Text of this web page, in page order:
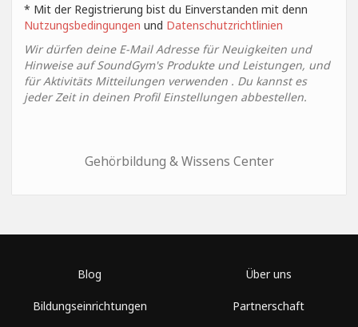
* Mit der Registrierung bist du Einverstanden mit denn
Nutzungsbedingungen und Datenschutzrichtlinien
Wir dürfen deine E-Mail Adresse für Neuigkeiten und
Hinweise auf SoundGym's Produkte und Leistungen, und
für Aktivitäts Mitteilungen verwenden . Du kannst es
jeder Zeit in deinen Profil Einstellungen abbestellen.
Gehörbildung & Wissens Center
Blog
Bildungseinrichtungen
Über uns
Partnerschaft